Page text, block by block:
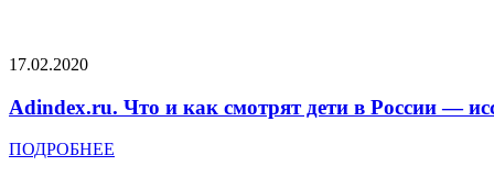
17.02.2020
Adindex.ru. Что и как смотрят дети в России —
ПОДРОБНЕЕ